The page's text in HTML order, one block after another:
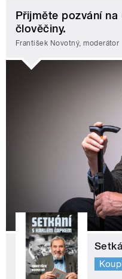
Přijměte pozvání
člověčiny.
František Novotný, moderátor